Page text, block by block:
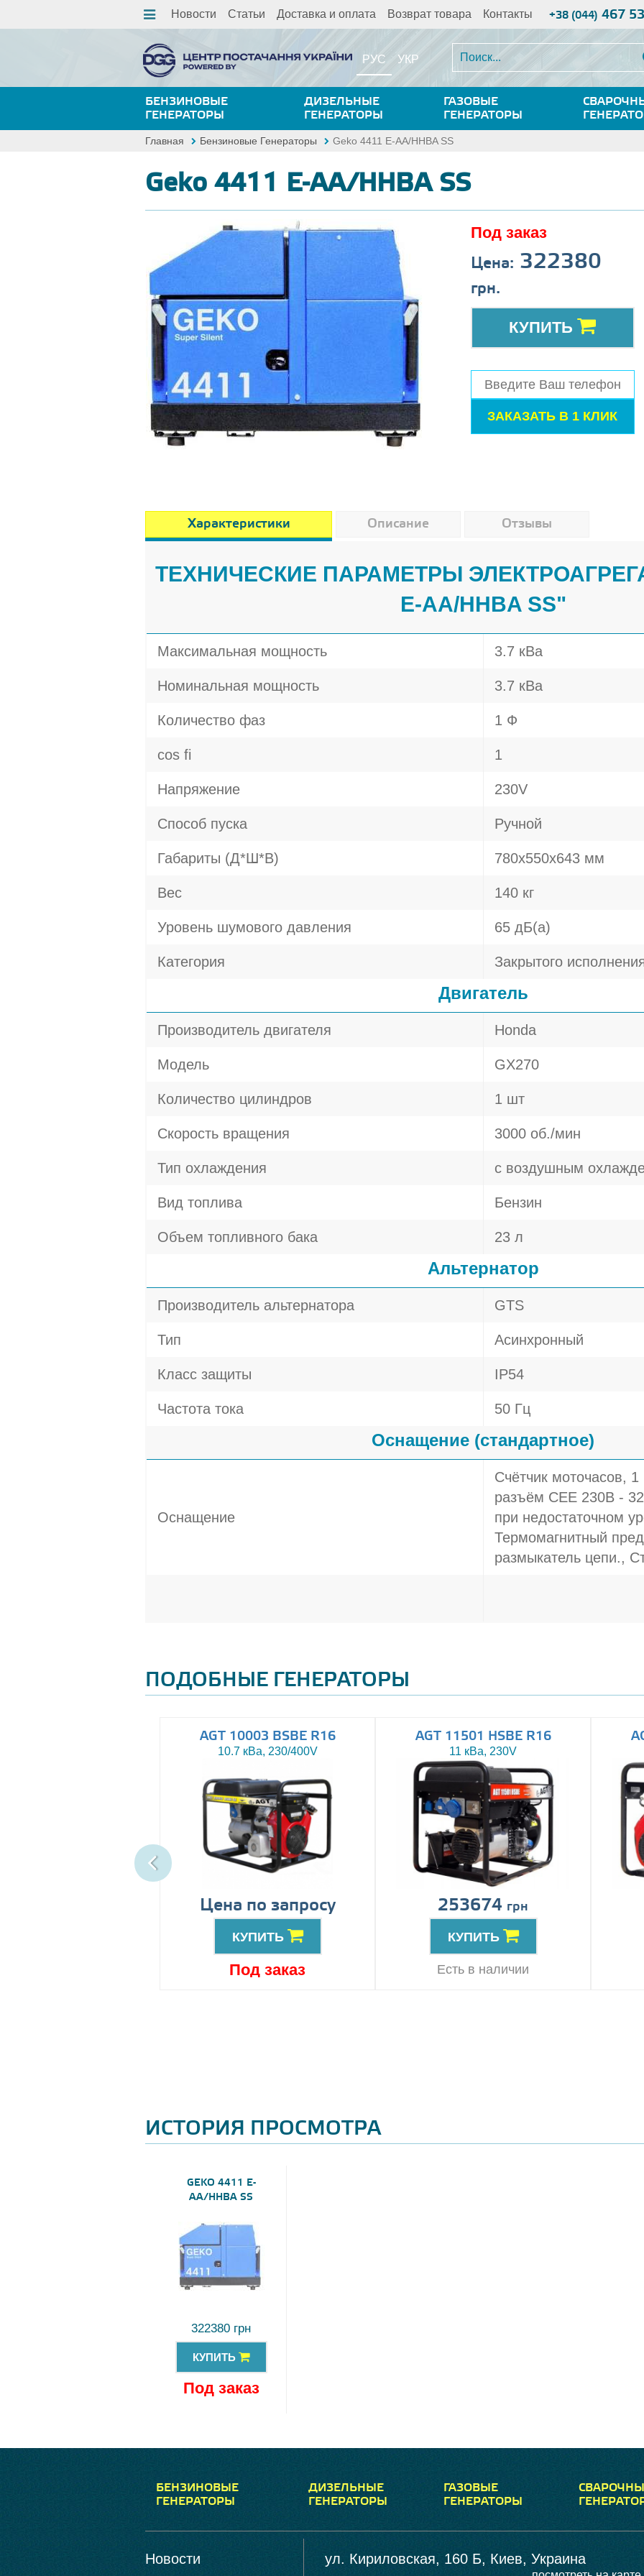
Новости Статьи Доставка и оплата Возврат товара Контакты +38 (044) 467
РУС УКР
БЕНЗИНОВЫЕ
ГЕНЕРАТОРЫ
ДИЗЕЛЬНЫЕ
ГЕНЕРАТОРЫ
ГАЗОВЫЕ
ГЕНЕРАТОРЫ
Главная Бензиновые Генераторы Geko 4411 E-AA/HHBA SS
Geko 4411 E-AA/HHBA SS
Под заказ
Цена: 322380
грн.
КУПИТЬ
Характеристики Описание Отзывы
ТЕХНИЧЕСКИЕ ПАРАМЕТРЫ
E-AA/HHBA SS"
Максимальная мощность 3.7 кВа
Номинальная мощность 3.7 кВа
Количество фаз 1 Ф
cos fi 1
Напряжение 230V
Способ пуска Ручной
Габариты (Д*Ш*В) 780х550х643 мм
Вес 140 кг
Уровень шумового давления 65 дБ(а)
Категория Закрытого
Двигатель
Производитель двигателя Honda
Модель GX270
Количество цилиндров 1 шт
Скорость вращения 3000 об./мин
Тип охлаждения с воздушным
Вид топлива Бензин
Объем топливного бака 23 л
Альтернатор
Производитель альтернатора GTS
Тип Асинхронный
Класс защиты IP54
Частота тока 50 Гц
Оснащение (стандартное)
Оснащение
Счётчик моточасов,
разъём СЕЕ 230В -
при недостаточном
Термомагнитный
размыкатель цепи.,
ПОДОБНЫЕ ГЕНЕРАТОРЫ
AGT 10003 BSBE R16
10.7 кВа, 230/400V
Цена по запросу
КУПИТЬ
Под заказ
AGT 11501 HSBE R16
11 кВа, 230V
253674 грн
КУПИТЬ
Есть в наличии
ИСТОРИЯ ПРОСМОТРА
GEKO 4411 E-
AA/HHBA SS
322380 грн
КУПИТЬ
Под заказ
БЕНЗИНОВЫЕ
ГЕНЕРАТОРЫ
ДИЗЕЛЬНЫЕ
ГЕНЕРАТОРЫ
ГАЗОВЫЕ
ГЕНЕРАТОРЫ
Новости ул. Кириловская, 160 Б, Киев, Украина